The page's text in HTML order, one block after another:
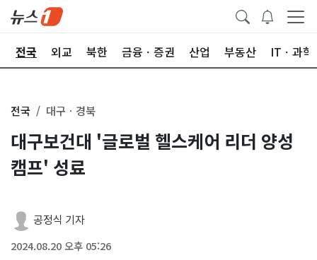
전국 외교 북한 금융ㆍ증권 산업 부동산 ITㆍ과학
전국 대구ㆍ경북
대구보건대 '글로벌 헬스케어 리더 양성
캠프' 성료
공정식 기자
2024.08.20 오후 05:26